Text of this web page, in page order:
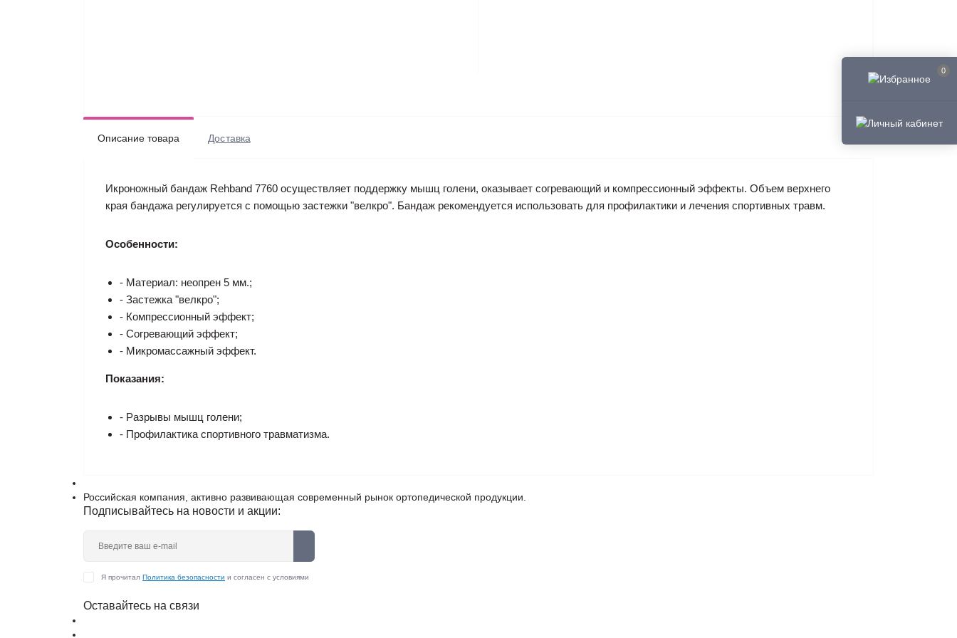
0
Описание товара Доставка
Икроножный бандаж Rehband 7760 осуществляет поддержку мышц голени, оказывает согревающий и компрессионный эффекты. Объем верхнего
края бандажа регулируется с помощью застежки "велкро". Бандаж рекомендуется использовать для профилактики и лечения спортивных травм.
Особенности:
- Материал: неопрен 5 мм.;
- Застежка "велкро";
- Компрессионный эффект;
- Согревающий эффект;
- Микромассажный эффект.
Показания:
- Разрывы мышц голени;
- Профилактика спортивного травматизма.
Российская компания, активно развивающая современный рынок ортопедической продукции.
Подписывайтесь на новости и акции:
Я прочитал Политика безопасности и согласен с условиями
Оставайтесь на связи